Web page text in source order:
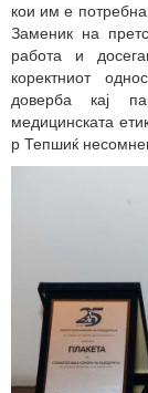
кои им е
Заменик на
работа и
коректниот
доверба кај
медицинската
р Тепшиќ